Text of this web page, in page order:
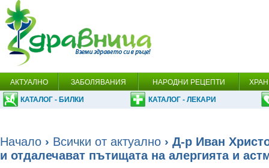
АКТУАЛНО ЗАБОЛЯВАНИЯ НАРОДНИ РЕЦЕПТИ
КАТАЛОГ - БИЛКИ КАТАЛОГ - ЛЕКАРИ
Начало › Всички от актуално › Д-р Иван
и отдалечават пътищата на алергията и